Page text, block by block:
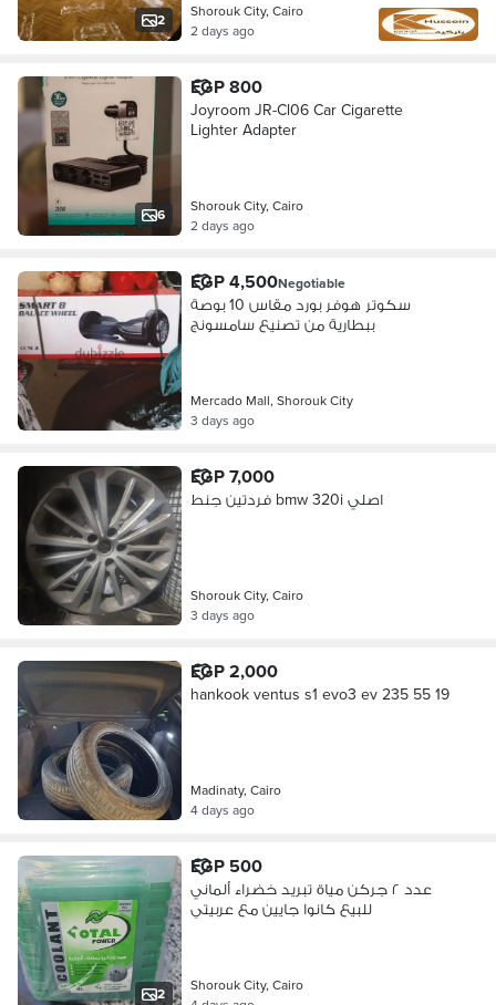
2
Shorouk City, Cairo
2 days ago
6
EGP 800
Joyroom JR-Cl06 Car Cigarette
Lighter Adapter
Shorouk City, Cairo
2 days ago
EGP 4,500Negotiable
سكوتر هوفر بورد مقاس 10 بوصة
ببطارية من تصنيع سامسونج
Mercado Mall, Shorouk City
3 days ago
EGP 7,000
فردتين جنط bmw 320i اصلي
Shorouk City, Cairo
3 days ago
EGP 2,000
hankook ventus s1 evo3 ev 235 55 19
Madinaty, Cairo
4 days ago
2
EGP 500
عدد ٢ جركن مياة تبريد خضراء ألماني
للبيع كانوا جايين مع عربيتي
Shorouk City, Cairo